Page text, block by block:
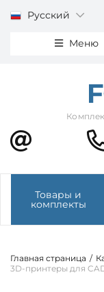
Русский
Меню
Товары и
комплекты
Главная страница /
3D-принтеры для